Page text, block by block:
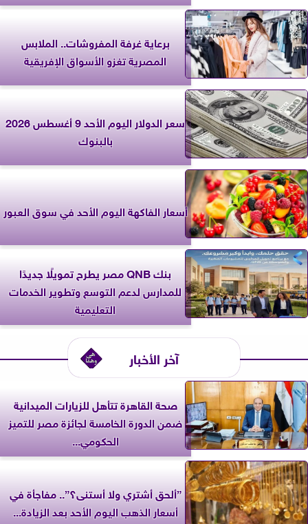
برعاية غرفة المفروشات.. الملابس
المصرية تغزو الأسواق الإفريقية
سعر الدولار اليوم الأحد 9 أغسطس 2026
بالبنوك
أسعار الفاكهة اليوم الأحد في سوق العبور
بنك QNB مصر يطرح تمويلًا جديدًا
للمدارس لدعم التوسع وتطوير الخدمات
التعليمية
آخر الأخبار
صحة القاهرة تتأهل للزيارات الميدانية
ضمن الدورة الخامسة لجائزة مصر للتميز
الحكومي...
”ألحق أشتري ولا أستنى؟”.. مفاجأة في
أسعار الذهب اليوم الأحد بعد الزيادة...